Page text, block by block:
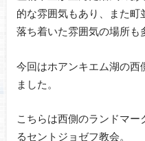
的な雰囲気もあり、また町
落ち着いた雰囲気の場所も
今回はホアンキエム湖の西
ました。
こちらは西側のランドマ
るセントジョゼフ教会。